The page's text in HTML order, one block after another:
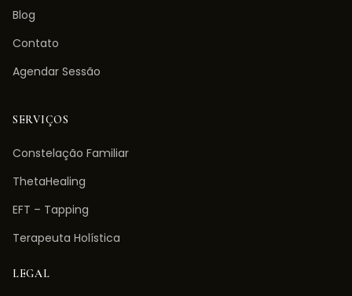
Blog
Contato
Agendar Sessão
SERVIÇOS
Constelação Familiar
ThetaHealing
EFT – Tapping
Terapeuta Holística
LEGAL